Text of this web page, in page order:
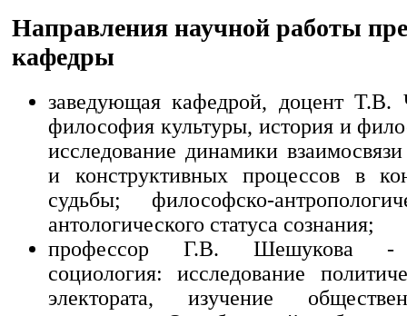
Направления научной работы
кафедры
заведующая кафедрой, доцент Т.В.
философия культуры, история и
исследование динамики
и конструктивных процессов в
судьбы; философско-
антологического статуса сознания;
профессор Г.В. Шешукова -
социология: исследование
электората, изучение